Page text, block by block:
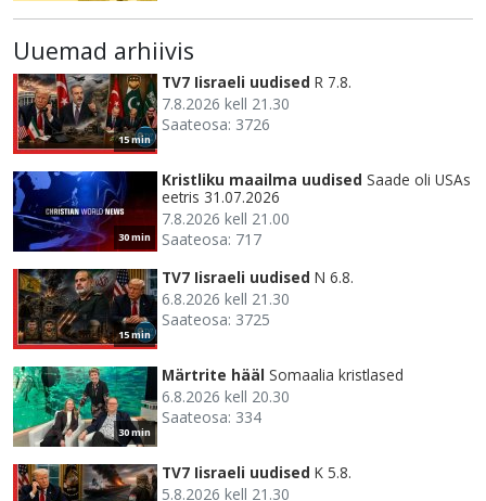
Uuemad arhiivis
15 min
TV7 Iisraeli uudised R 7.8.
7.8.2026 kell 21.30
Saateosa: 3726
30 min
Kristliku maailma uudised Saade oli USAs
eetris 31.07.2026
7.8.2026 kell 21.00
Saateosa: 717
15 min
TV7 Iisraeli uudised N 6.8.
6.8.2026 kell 21.30
Saateosa: 3725
30 min
Märtrite hääl Somaalia kristlased
6.8.2026 kell 20.30
Saateosa: 334
TV7 Iisraeli uudised K 5.8.
5.8.2026 kell 21.30